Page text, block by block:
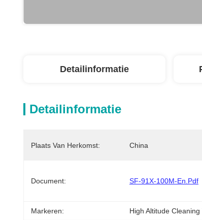
Detailinformatie
Detailinformatie
Plaats Van Herkomst: China
Document: SF-91X-100M-En.pdf
Markeren: High Altitude